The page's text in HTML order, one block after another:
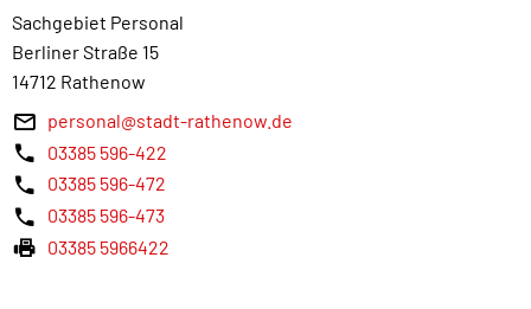
Sachgebiet Personal
Berliner Straße 15
14712 Rathenow
personal@stadt-rathenow.de
03385 596-422
03385 596-472
03385 596-473
03385 5966422